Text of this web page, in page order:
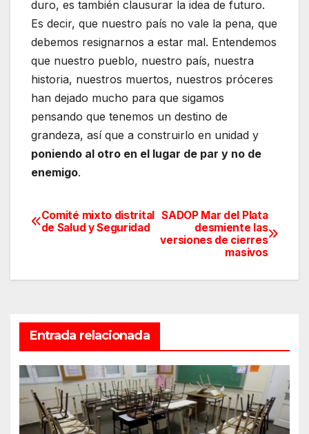
duro, es también clausurar la idea de futuro.
Es decir, que nuestro país no vale la pena, que
debemos resignarnos a estar mal. Entendemos
que nuestro pueblo, nuestro país, nuestra
historia, nuestros muertos, nuestros próceres
han dejado mucho para que sigamos
pensando que tenemos un destino de
grandeza, así que a construirlo en unidad y
poniendo al otro en el lugar de par y no de
enemigo.
Navegación
entradas
SADOP Mar del Plata
desmiente las
versiones de cierres
masivos
Comité mixto distrital
de Salud y Seguridad
Entrada relacionada